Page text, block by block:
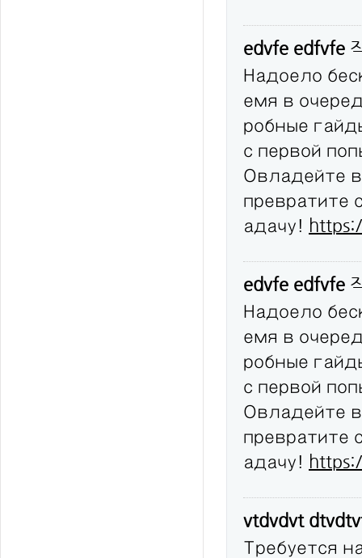
edvfe edfvfe
Надоело
емя в
робные
с первой
Овладейте
превратите
адачу!
edvfe edfvfe
Надоело
емя в
робные
с первой
Овладейте
превратите
адачу!
vtdvdvt
Требуется